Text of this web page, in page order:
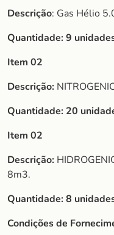
Descrição: Gas Hélio
Quantidade:9
Item 02
Descrição:
Quantidade: 20
Item 02
Descrição:
8m3.
Quantidade:8
Condições de